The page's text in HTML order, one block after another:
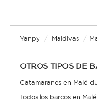
Yanpy / Maldivas /
OTROS TIPOS DE
Catamaranes en Malé
Todos los barcos en